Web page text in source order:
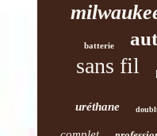
batterie
sans fil
uréthane